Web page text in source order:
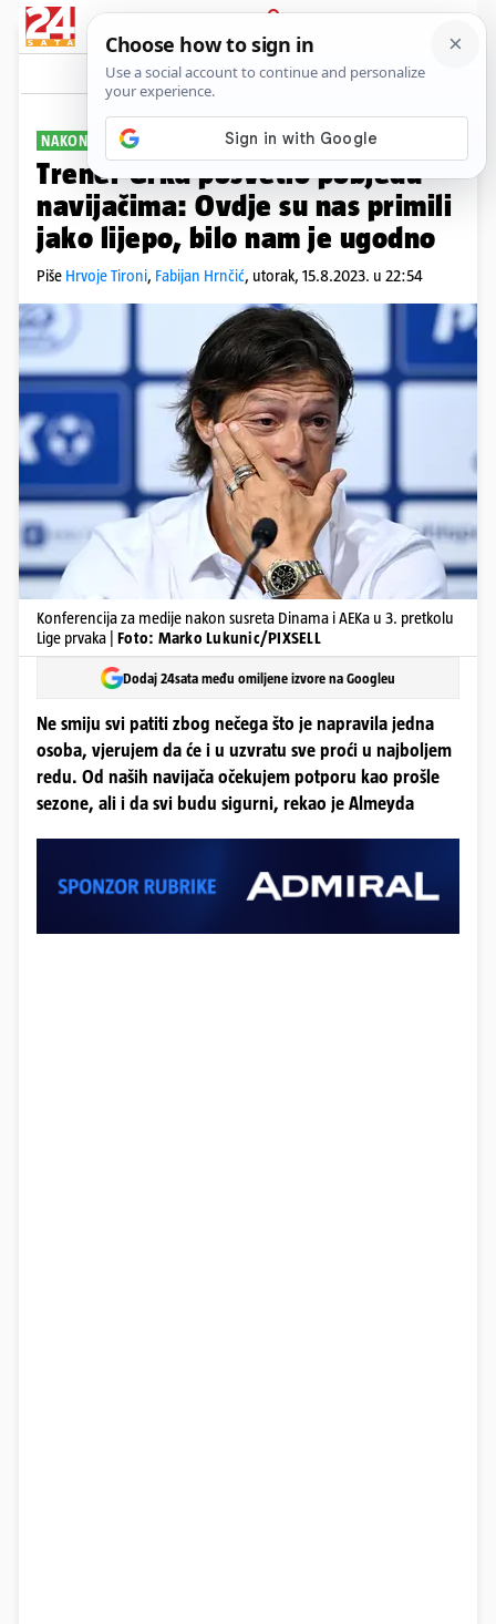
PRIJAVA
Sport Komentari
NAKON SLAVLJA
Trener Grka posvetio pobjedu
navijačima: Ovdje su nas primili
jako lijepo, bilo nam je ugodno
Piše Hrvoje Tironi, Fabijan Hrnčić, utorak, 15.8.2023. u 22:54
Konferencija za medije nakon susreta Dinama i AEKa u 3. pretkolu
Lige prvaka | Foto: Marko Lukunic/PIXSELL
Dodaj 24sata među omiljene izvore na Googleu
Ne smiju svi patiti zbog nečega što je napravila jedna
osoba, vjerujem da će i u uzvratu sve proći u najboljem
redu. Od naših navijača očekujem potporu kao prošle
sezone, ali i da svi budu sigurni, rekao je Almeyda